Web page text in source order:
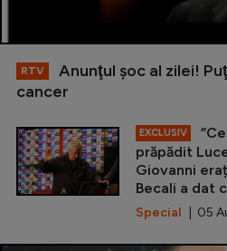
RTV
Anunţul şoc al zilei!
cancer
EXCLUSIV
prăpădit
Giovanni
Becali a dat
Special | 05